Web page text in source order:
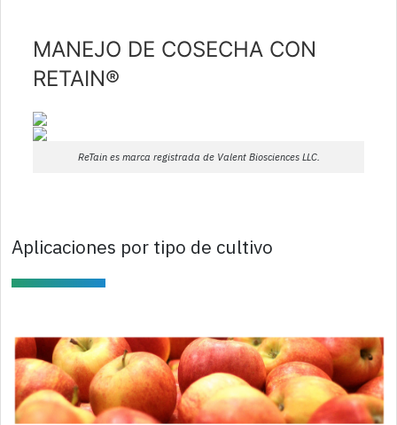
MANEJO DE COSECHA CON
RETAIN®
ReTain es marca registrada de Valent Biosciences LLC.
Aplicaciones por tipo de cultivo